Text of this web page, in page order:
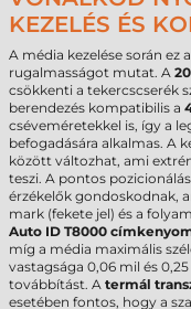
KEZELÉS ÉS
A média kezelése során ez a
rugalmasságot mutat. A
csökkenti a tekercscserék
berendezés kompatibilis a
cséveméretekkel is, így a
befogadására alkalmas. A
között változhat, ami
teszi. A pontos
érzékelők gondoskodnak,
mark (fekete jel) és a
Auto ID T8000
míg a média maximális
vastagsága 0,06 mil és
továbbítást. A termál
esetében fontos, hogy a